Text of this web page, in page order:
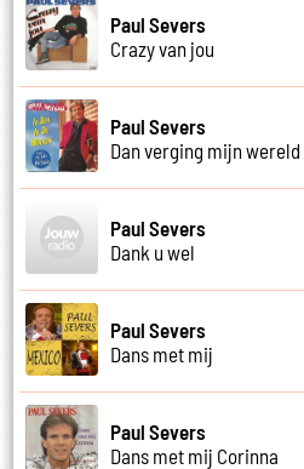
Paul Severs
Crazy van jou
Paul Severs
Dan verging mijn wereld
Paul Severs
Dank u wel
Paul Severs
Dans met mij
Paul Severs
Dans met mij Corinna